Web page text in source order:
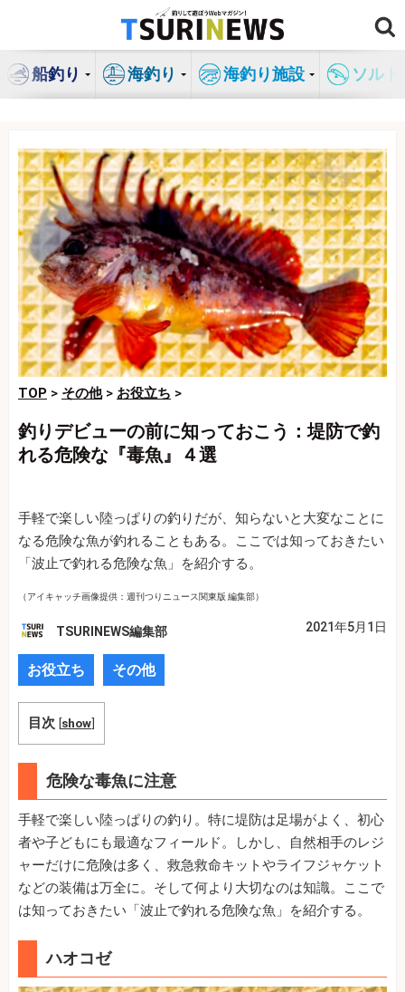
ン
船釣り 海釣り 海釣り施設 ソル
TOP > その他> お役立ち >
釣りデビューの前に知っておこう：堤防で釣
れる危険な『毒魚』４選
手軽で楽しい陸っぱりの釣りだが、知らないと大変なことに
なる危険な魚が釣れることもある。ここでは知っておきたい
「波止で釣れる危険な魚」を紹介する。
（アイキャッチ画像提供：週刊つりニュース関東版 編集部）
TSURINEWS編集部 2021年5月1日
お役立ち その他
目次 [show]
危険な毒魚に注意
手軽で楽しい陸っぱりの釣り。特に堤防は足場がよく、初心
者や子どもにも最適なフィールド。しかし、自然相手のレジ
ャーだけに危険は多く、救急救命キットやライフジャケット
などの装備は万全に。そして何より大切なのは知識。ここで
は知っておきたい「波止で釣れる危険な魚」を紹介する。
ハオコゼ